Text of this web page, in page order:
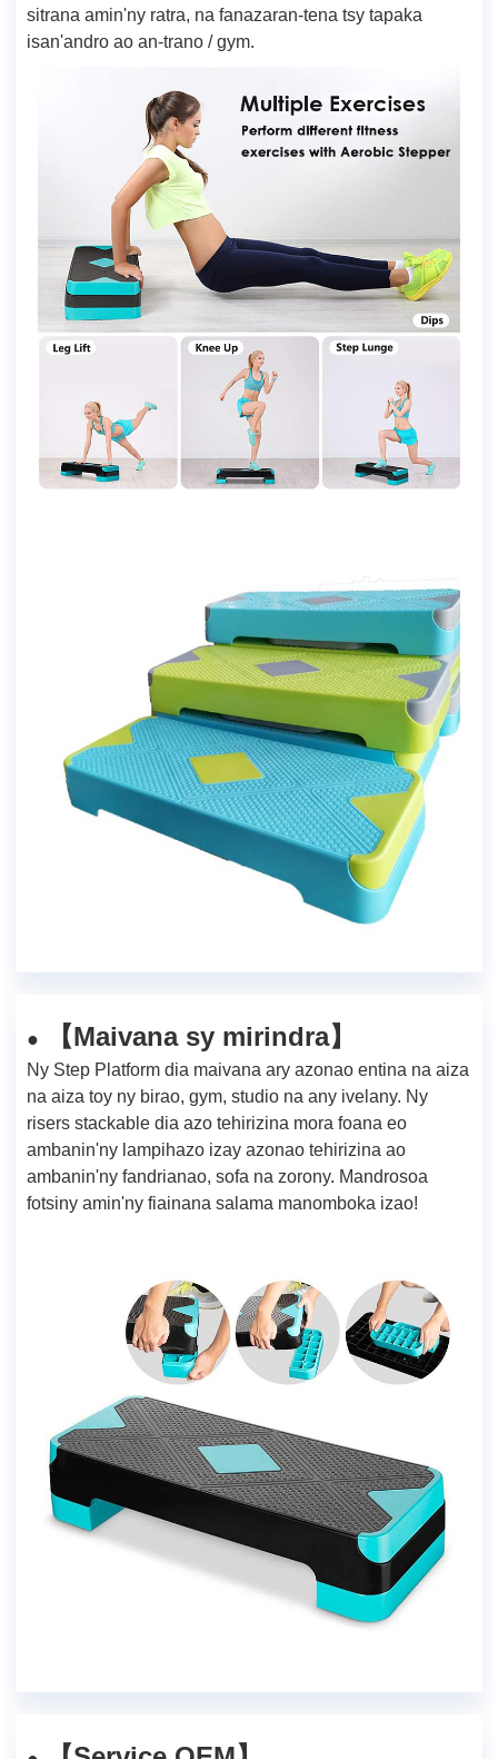
sitrana amin'ny ratra, na fanazaran-tena tsy tapaka
isan'andro ao an-trano / gym.
● 【Maivana sy mirindra】
Ny Step Platform dia maivana ary azonao entina na aiza
na aiza toy ny birao, gym, studio na any ivelany. Ny
risers stackable dia azo tehirizina mora foana eo
ambanin'ny lampihazo izay azonao tehirizina ao
ambanin'ny fandrianao, sofa na zorony. Mandrosoa
fotsiny amin'ny fiainana salama manomboka izao!